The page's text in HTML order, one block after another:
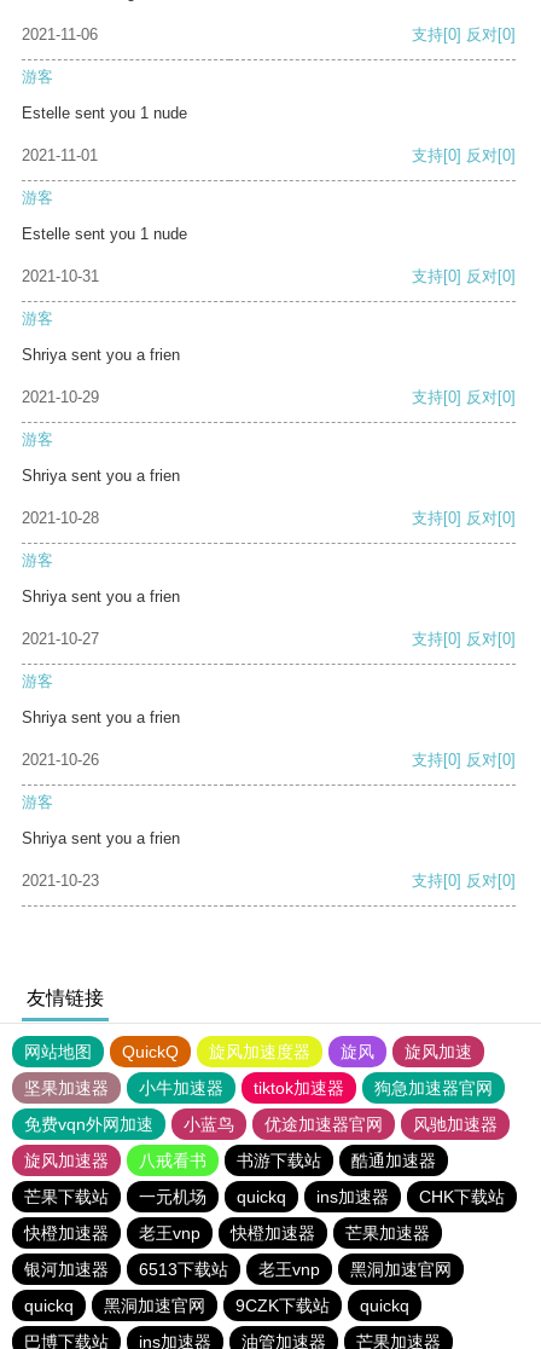
2021-11-06 支持[0] 反对[0]
游客
Estelle sent you 1 nude
2021-11-01 支持[0] 反对[0]
游客
Estelle sent you 1 nude
2021-10-31 支持[0] 反对[0]
游客
Shriya sent you a frien
2021-10-29 支持[0] 反对[0]
游客
Shriya sent you a frien
2021-10-28 支持[0] 反对[0]
游客
Shriya sent you a frien
2021-10-27 支持[0] 反对[0]
游客
Shriya sent you a frien
2021-10-26 支持[0] 反对[0]
游客
Shriya sent you a frien
2021-10-23 支持[0] 反对[0]
友情链接
网站地图 QuickQ 旋风加速度器 旋风
旋风加速
坚果加速器
小牛加速器 tiktok加速器
狗急加速器官网
免费vqn外网加速
小蓝鸟 优途加速器官网
风驰加速器
旋风加速器
八戒看书 书游下载站
酷通加速器
芒果下载站
一元机场 quickq ins加速器
CHK下载站
快橙加速器
老王vnp 快橙加速器
芒果加速器
银河加速器
6513下载站 老王vnp
黑洞加速官网
quickq
黑洞加速官网 9CZK下载站
quickq
巴博下载站
ins加速器 油管加速器 芒果加速器